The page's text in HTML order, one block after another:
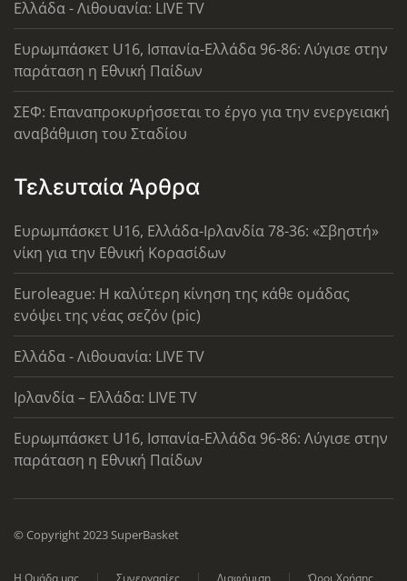
Ελλάδα - Λιθουανία: LIVE TV
Ευρωμπάσκετ U16, Ισπανία-Ελλάδα 96-86: Λύγισε στην
παράταση η Εθνική Παίδων
ΣΕΦ: Επαναπροκυρήσσεται το έργο για την ενεργειακή
αναβάθμιση του Σταδίου
Τελευταία Άρθρα
Ευρωμπάσκετ U16, Ελλάδα-Ιρλανδία 78-36: «Σβηστή»
νίκη για την Εθνική Κορασίδων
Euroleague: Η καλύτερη κίνηση της κάθε ομάδας
ενόψει της νέας σεζόν (pic)
Ελλάδα - Λιθουανία: LIVE TV
Ιρλανδία – Ελλάδα: LIVE TV
Ευρωμπάσκετ U16, Ισπανία-Ελλάδα 96-86: Λύγισε στην
παράταση η Εθνική Παίδων
© Copyright 2023 SuperBasket